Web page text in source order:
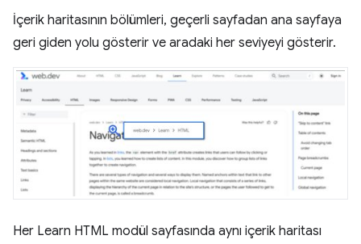
İçerik haritasının bölümleri, geçerli sayfadan ana sayfaya
geri giden yolu gösterir ve aradaki her seviyeyi gösterir.
Her Learn HTML modül sayfasında aynı içerik haritası